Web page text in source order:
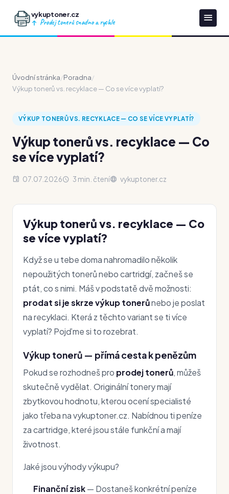
vykuptoner.cz
Prodej tonerů snadno a rychle
Úvodní stránka/Poradna/
Výkup tonerů vs. recyklace — Co se více vyplatí?
VÝKUP TONERŮ VS. RECYKLACE — CO SE VÍCE VYPLATÍ?
Výkup tonerů vs. recyklace — Co
se více vyplatí?
07.07.2026 3 min. čtení vykuptoner.cz
Výkup tonerů vs. recyklace — Co
se více vyplatí?
Když se u tebe doma nahromadilo několik
nepoužitých tonerů nebo cartridgí, začneš se
ptát, co s nimi. Máš v podstatě dvě možnosti:
prodat si je skrze výkup tonerůnebo je poslat
na recyklaci. Která z těchto variant se ti více
vyplatí? Pojďme si to rozebrat.
Výkup tonerů — přímá cesta k penězům
Pokud se rozhodneš pro prodej tonerů, můžeš
skutečně vydělat. Originální tonery mají
zbytkovou hodnotu, kterou ocení specialisté
jako třeba na vykuptoner.cz. Nabídnou ti peníze
za cartridge, které jsou stále funkční a mají
životnost.
Jaké jsou výhody výkupu?
Finanční zisk — Dostaneš konkrétní peníze